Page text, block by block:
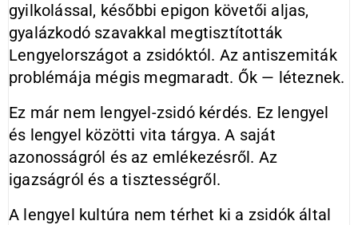
gyilkolással, későbbi epigon követői aljas,
gyalázkodó szavakkal megtisztították
Lengyelországot a zsidóktól. Az antiszemiták
problémája mégis megmaradt. Ők — léteznek.
Ez már nem lengyel-zsidó kérdés. Ez lengyel
és lengyel közötti vita tárgya. A saját
azonosságról és az emlékezésről. Az
igazságról és a tisztességről.
A lengyel kultúra nem térhet ki a zsidók által